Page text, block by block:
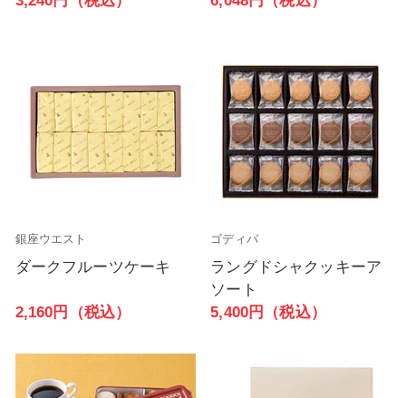
銀座ウエスト
ダークフルーツケーキ
2,160円（税込）
ゴディバ
ラングドシャクッキーア
ソート
5,400円（税込）